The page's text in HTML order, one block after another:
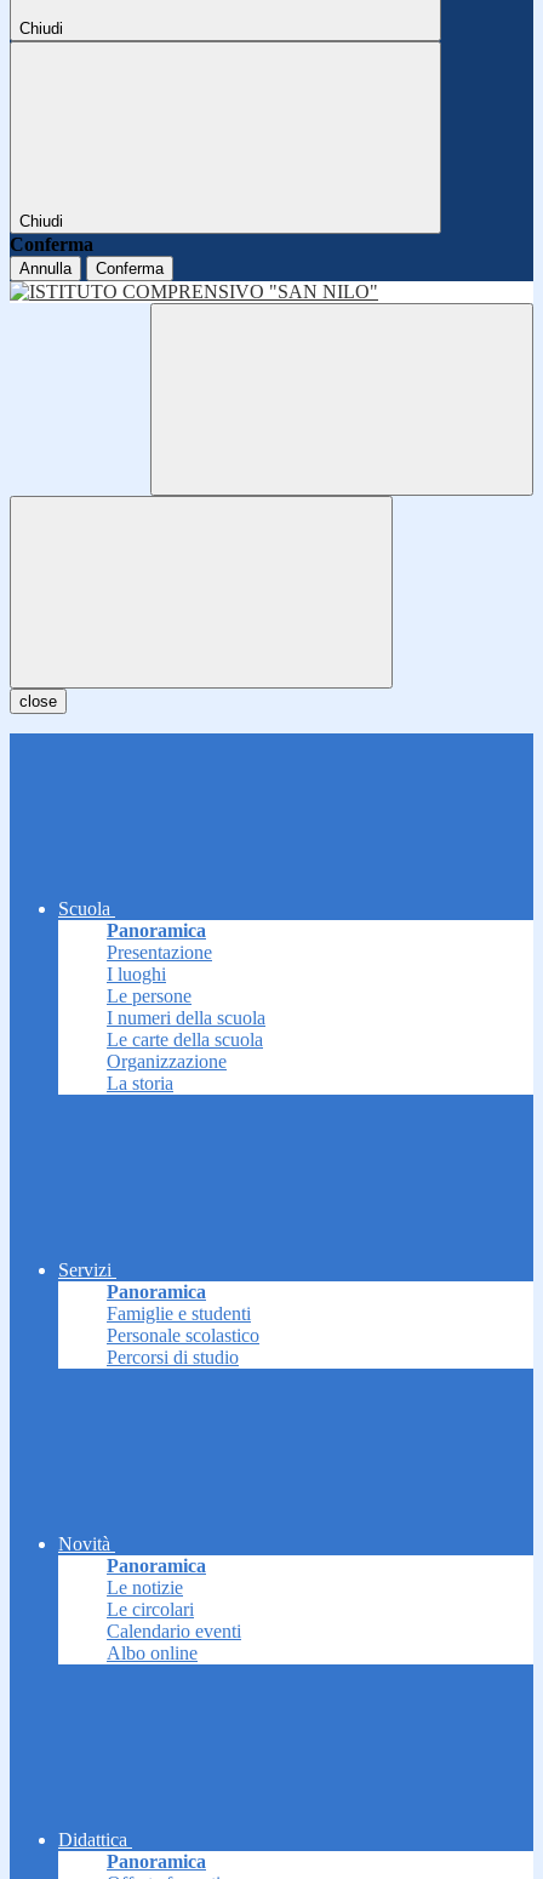
Chiudi
Chiudi
Conferma
Annulla Conferma
close
Scuola
Panoramica
Presentazione
I luoghi
Le persone
I numeri della scuola
Le carte della scuola
Organizzazione
La storia
Servizi
Panoramica
Famiglie e studenti
Personale scolastico
Percorsi di studio
Novità
Panoramica
Le notizie
Le circolari
Calendario eventi
Albo online
Didattica
Panoramica